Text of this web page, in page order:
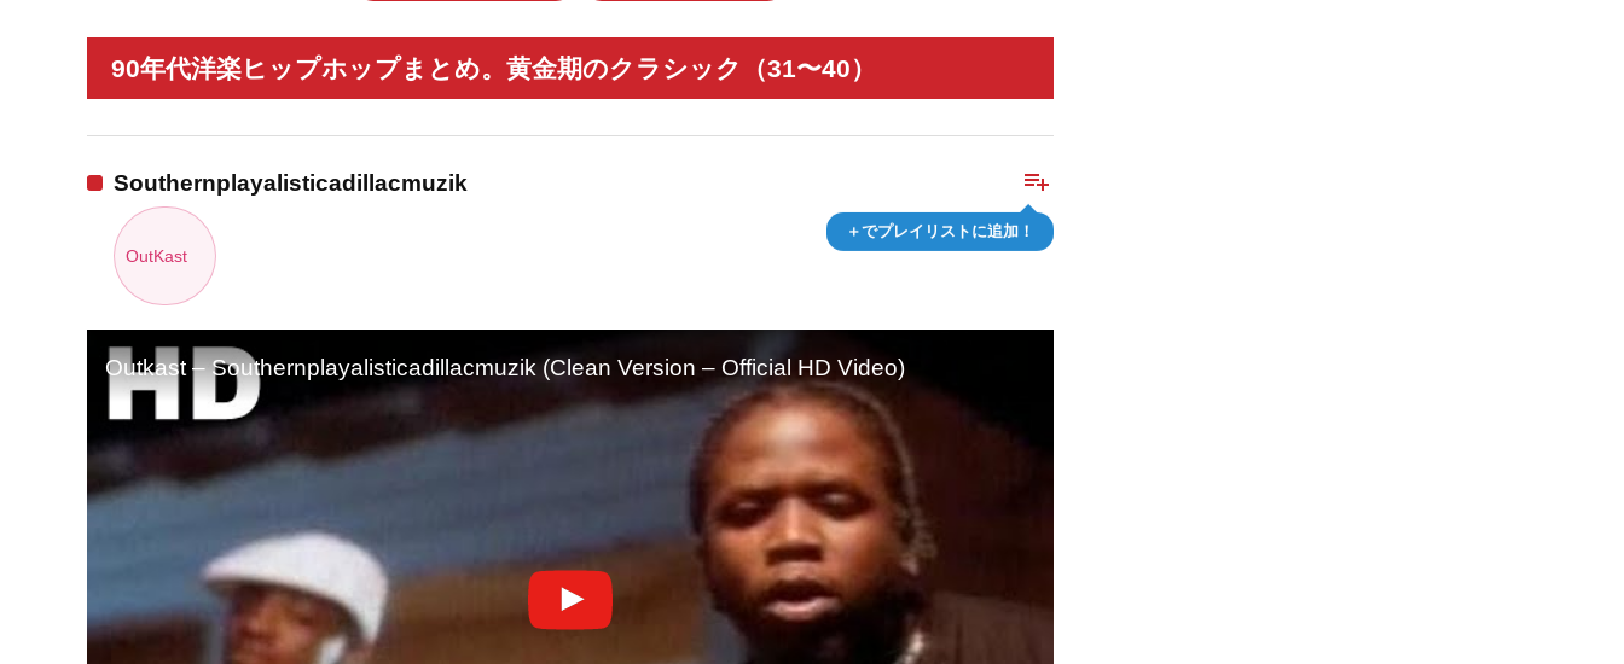
90年代洋楽ヒップホップまとめ。黄金期のクラシック（31〜40）
playlist_add
＋でプレイリストに追加！
Southernplayalisticadillacmuzik
OutKast
Outkast – Southernplayalisticadillacmuzik (Clean Version – Official HD Video)